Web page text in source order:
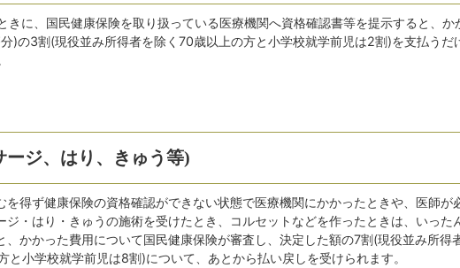
きに、国民健康保険を取り扱っている医療機関へ資格確認書等を提示すると、か
)の3割(現役並み所得者を除く70歳以上の方と小学校就学前児は2割)を支払うだ
ージ、はり、きゅう等)
を得ず健康保険の資格確認ができない状態で医療機関にかかったときや、医師が
ジ・はり・きゅうの施術を受けたとき、コルセットなどを作ったときは、いった
、かかった費用について国民健康保険が審査し、決定した額の7割(現役並み所得
と小学校就学前児は8割)について、あとから払い戻しを受けられます。